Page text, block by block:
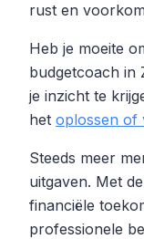
rust en
Heb je moeite
budgetcoach in
je inzicht te
het oplossen of
Steeds meer
uitgaven. Met
financiële
professionele